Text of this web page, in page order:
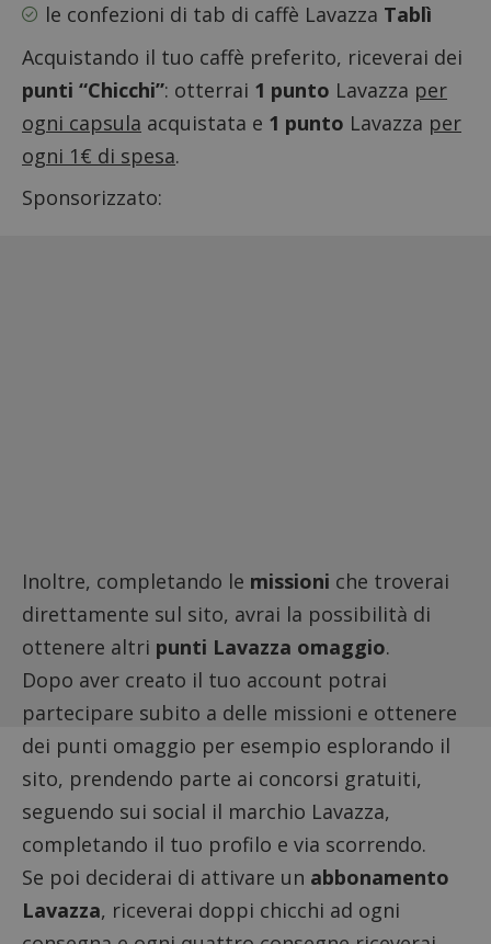
le confezioni di tab di caffè Lavazza Tablì
Acquistando il tuo caffè preferito, riceverai dei
punti “Chicchi”: otterrai 1 punto Lavazza per
ogni capsula acquistata e 1 punto Lavazza per
ogni 1€ di spesa.
Sponsorizzato:
Inoltre, completando le missioni che troverai
direttamente sul sito, avrai la possibilità di
ottenere altri punti Lavazza omaggio.
Dopo aver creato il tuo account potrai
partecipare subito a delle missioni e ottenere
dei punti omaggio per esempio esplorando il
sito, prendendo parte ai concorsi gratuiti,
seguendo sui social il marchio Lavazza,
completando il tuo profilo e via scorrendo.
Se poi deciderai di attivare un abbonamento
Lavazza, riceverai doppi chicchi ad ogni